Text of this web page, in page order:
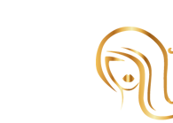
Ir
a
la
navegación
Ir
al
contenido